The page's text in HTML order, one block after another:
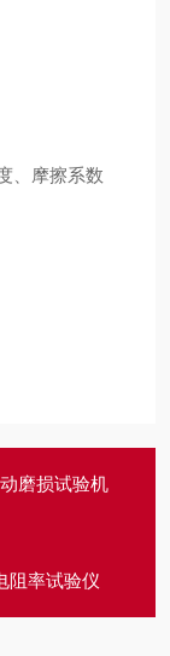
、摩擦系数
磨损试验机
阻率试验仪